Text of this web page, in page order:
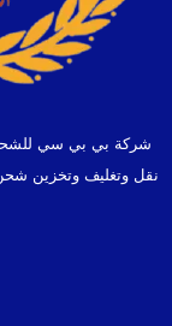
شركة بي بي سي للشحن
نقل وتغليف وتخزين